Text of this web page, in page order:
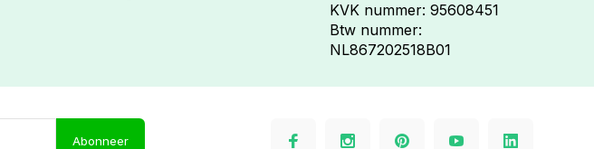
KVK nummer: 95608451
Btw nummer:
NL867202518B01
Abonneer